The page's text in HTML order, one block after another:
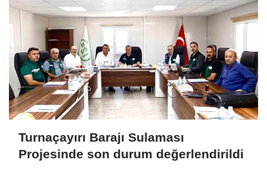
Turnaçayırı Barajı Sulaması
Projesinde son durum değerlendirildi